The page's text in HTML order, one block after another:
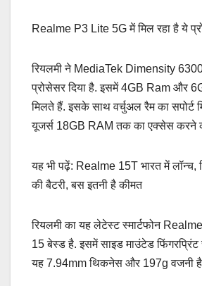
Realme P3 Lite 5G में मिल रहा है ये
रियलमी ने MediaTek Dimensity
प्रोसेसर दिया है. इसमें 4GB Ram और
मिलते हैं. इसके साथ वर्चुअल रैम का सपोर्ट
यूजर्स 18GB RAM तक का एक्सेस करने
यह भी पढ़ें: Realme 15T भारत में लॉन्च,
की बैटरी, बस इतनी है कीमत
रियलमी का यह लेटेस्ट स्मार्टफोन
15 बेस्ड है. इसमें साइड माउंटेड फिंगरप्रिंट
यह 7.94mm थिकनेस और 197g वजनी